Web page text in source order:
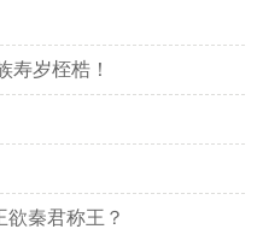
寿岁桎梏！
欲秦君称王？